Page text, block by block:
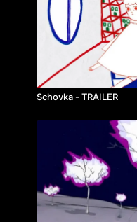
Schovka - TRAILER